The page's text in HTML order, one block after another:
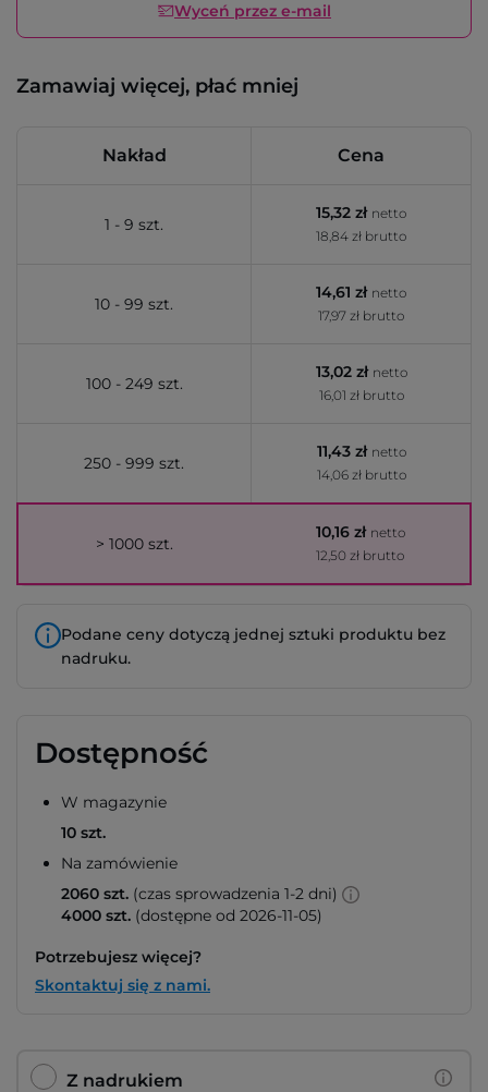
Wyceń przez e-mail
Zamawiaj więcej, płać mniej
Nakład Cena
1 - 9 szt.
15,32 zł netto
18,84 zł brutto
10 - 99 szt.
14,61 zł netto
17,97 zł brutto
100 - 249 szt.
13,02 zł netto
16,01 zł brutto
250 - 999 szt.
11,43 zł netto
14,06 zł brutto
> 1000 szt.
10,16 zł netto
12,50 zł brutto
Podane ceny dotyczą jednej sztuki produktu bez
nadruku.
Dostępność
W magazynie
10 szt.
Na zamówienie
2060 szt. (czas sprowadzenia 1-2 dni)
4000 szt. (dostępne od 2026-11-05)
Potrzebujesz więcej?
Skontaktuj się z nami.
Z nadrukiem